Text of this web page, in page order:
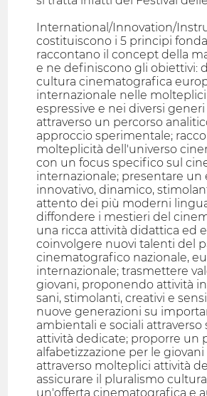
International/Innovation/
costituiscono i 5 principi
raccontano il concept della
e ne definiscono gli obiettivi:
cultura cinematografica
internazionale nelle
espressive e nei diversi generi
attraverso un percorso
approccio sperimentale;
molteplicità dell'universo
con un focus specifico sul
internazionale; presentare un
innovativo, dinamico,
attento dei più moderni
diffondere i mestieri del
una ricca attività didattica ed
coinvolgere nuovi talenti del
cinematografico nazionale,
internazionale; trasmettere
giovani, proponendo attività
sani, stimolanti, creativi e
nuove generazioni su
ambientali e sociali attraverso
attività dedicate; proporre un
alfabetizzazione per le
attraverso molteplici attività
assicurare il pluralismo
un'offerta cinematografica e